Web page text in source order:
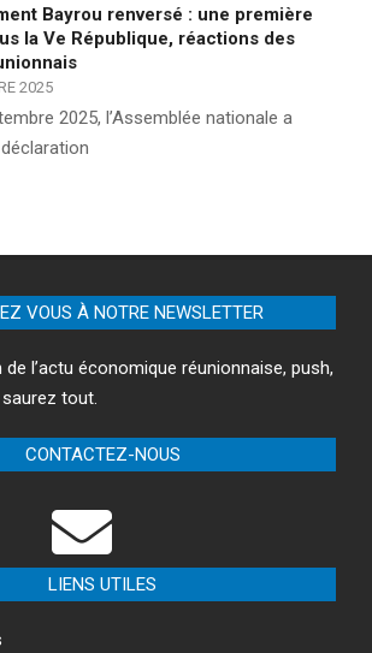
Bayrou renversé : une première
la Ve République, réactions des
2025
2025, l’Assemblée nationale a
VOUS À NOTRE NEWSLETTER
l’actu économique réunionnaise, push,
tout.
CONTACTEZ-NOUS
LIENS UTILES